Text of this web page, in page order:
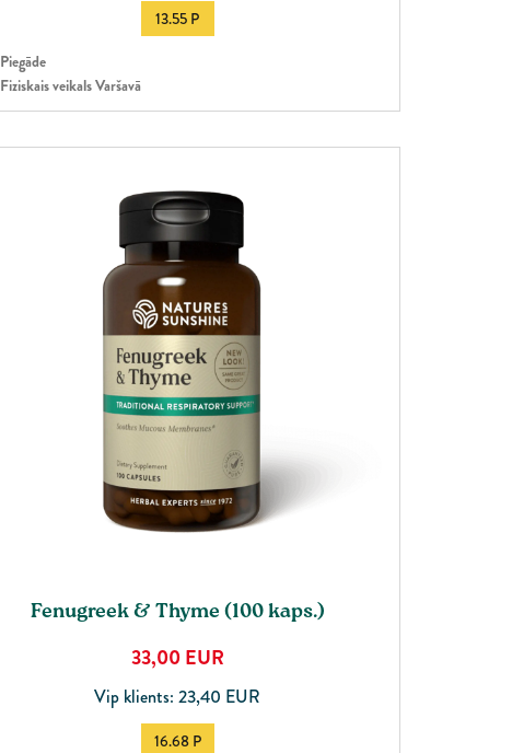
13.55 P
Piegāde
Fiziskais veikals Varšavā
Fenugreek & Thyme (100 kaps.)
33,00 EUR
Vip klients: 23,40 EUR
16.68 P